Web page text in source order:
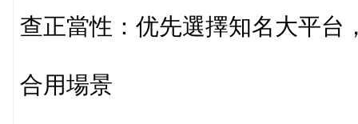
查正當性：优先選擇知名大平台
合用場景